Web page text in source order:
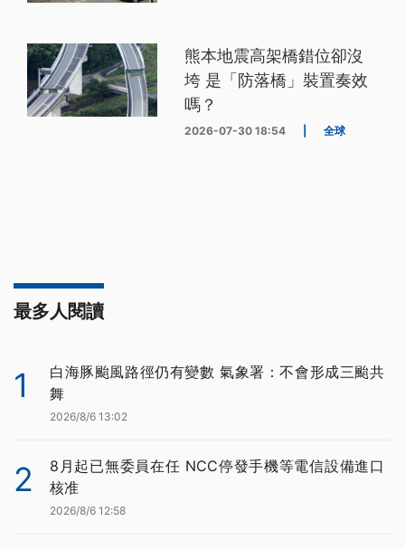
熊本地震高架橋錯位卻沒
垮 是「防落橋」裝置奏效
嗎？
2026-07-30 18:54 全球
最多人閱讀
1
白海豚颱風路徑仍有變數 氣象署：不會形成三颱共
舞
2026/8/6 13:02
2
8月起已無委員在任 NCC停發手機等電信設備進口
核准
2026/8/6 12:58